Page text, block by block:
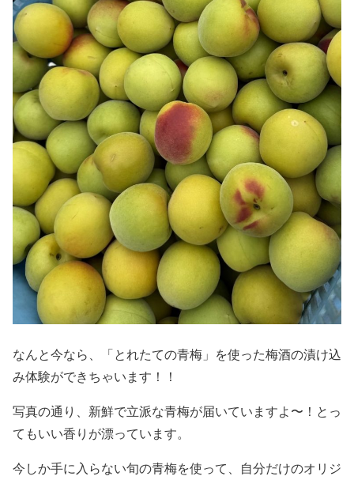
なんと今なら、「とれたての青梅」を使った梅酒の漬け込
み体験ができちゃいます！！
写真の通り、新鮮で立派な青梅が届いていますよ〜！とっ
てもいい香りが漂っています。
今しか手に入らない旬の青梅を使って、自分だけのオリジ